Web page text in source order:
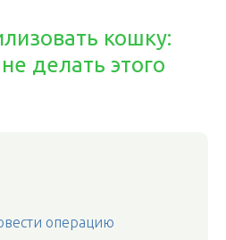
кошку:
делать этого
операцию